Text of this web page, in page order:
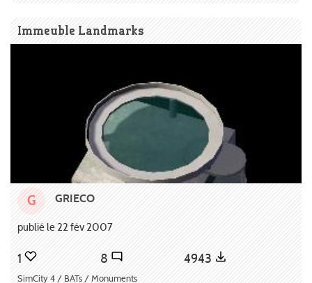
Immeuble Landmarks
G GRIECO
publié le 22 fév 2007
1 8 4943
SimCity 4 / BATs / Monuments